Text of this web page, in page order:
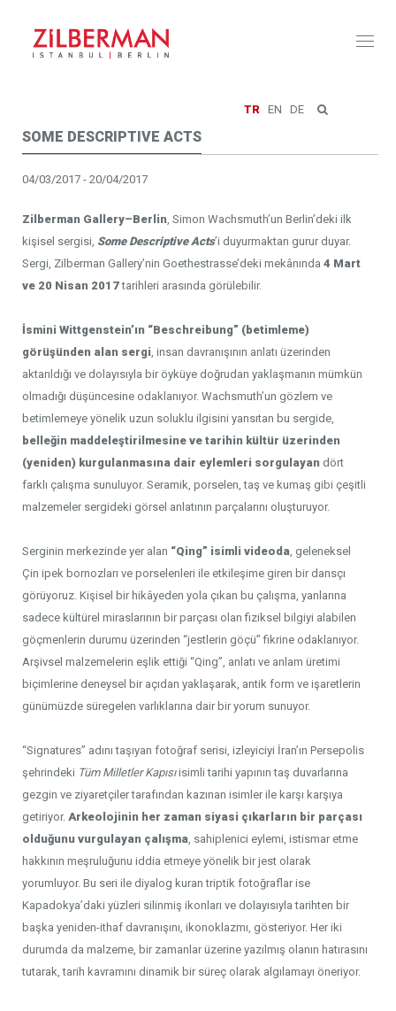
TR EN DE
SOME DESCRIPTIVE ACTS
04/03/2017 - 20/04/2017
Zilberman Gallery–Berlin, Simon Wachsmuth’un Berlin’deki ilk
kişisel sergisi, Some Descriptive Acts’i duyurmaktan gurur duyar.
Sergi, Zilberman Gallery’nin Goethestrasse’deki mekânında 4 Mart
ve 20 Nisan 2017tarihleri arasında görülebilir.
İsmini Wittgenstein’ın “Beschreibung” (betimleme)
görüşünden alan sergi, insan davranışının anlatı üzerinden
aktarıldığı ve dolayısıyla bir öyküye doğrudan yaklaşmanın mümkün
olmadığı düşüncesine odaklanıyor. Wachsmuth’un gözlem ve
betimlemeye yönelik uzun soluklu ilgisini yansıtan bu sergide,
belleğin maddeleştirilmesine ve tarihin kültür üzerinden
(yeniden) kurgulanmasına dair eylemleri sorgulayan dört
farklı çalışma sunuluyor. Seramik, porselen, taş ve kumaş gibi çeşitli
malzemeler sergideki görsel anlatının parçalarını oluşturuyor.
Serginin merkezinde yer alan “Qing” isimli videoda, geleneksel
Çin ipek bornozları ve porselenleri ile etkileşime giren bir dansçı
görüyoruz. Kişisel bir hikâyeden yola çıkan bu çalışma, yanlarına
sadece kültürel miraslarının bir parçası olan fiziksel bilgiyi alabilen
göçmenlerin durumu üzerinden “jestlerin göçü” fikrine odaklanıyor.
Arşivsel malzemelerin eşlik ettiği “Qing”, anlatı ve anlam üretimi
biçimlerine deneysel bir açıdan yaklaşarak, antik form ve işaretlerin
günümüzde süregelen varlıklarına dair bir yorum sunuyor.
“Signatures” adını taşıyan fotoğraf serisi, izleyiciyi İran’ın Persepolis
şehrindeki Tüm Milletler Kapısıisimli tarihi yapının taş duvarlarına
gezgin ve ziyaretçiler tarafından kazınan isimler ile karşı karşıya
getiriyor. Arkeolojinin her zaman siyasi çıkarların bir parçası
olduğunu vurgulayan çalışma, sahiplenici eylemi, istismar etme
hakkının meşruluğunu iddia etmeye yönelik bir jest olarak
yorumluyor. Bu seri ile diyalog kuran triptik fotoğraflar ise
Kapadokya’daki yüzleri silinmiş ikonları ve dolayısıyla tarihten bir
başka yeniden-ithaf davranışını, ikonoklazmı, gösteriyor. Her iki
durumda da malzeme, bir zamanlar üzerine yazılmış olanın hatırasını
tutarak, tarih kavramını dinamik bir süreç olarak algılamayı öneriyor.